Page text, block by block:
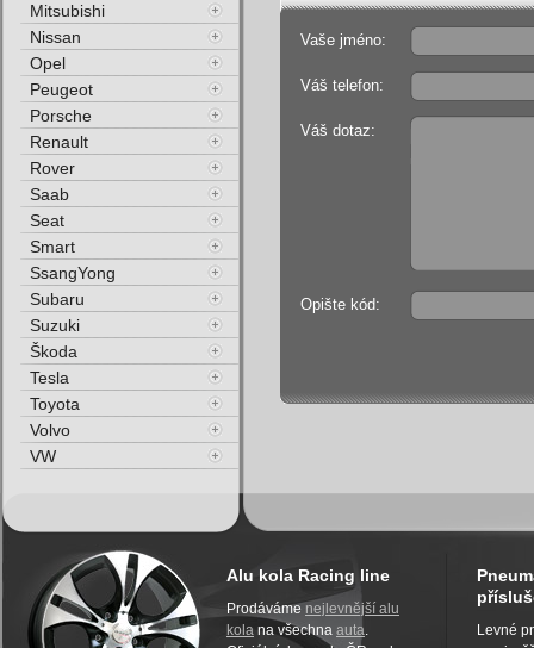
Vaše jméno:
Váš telefon:
Váš dotaz:
Opište kód:
Mitsubishi
Nissan
Opel
Peugeot
Porsche
Renault
Rover
Saab
Seat
Smart
SsangYong
Subaru
Suzuki
Škoda
Tesla
Toyota
Volvo
VW
Alu kola Racing line
Prodáváme nejlevnější alu
kola na všechna auta.
Levné